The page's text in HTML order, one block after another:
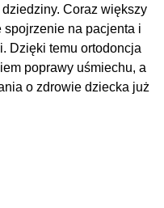
Coraz większy
spojrzenie na pacjenta i
Dzięki temu ortodoncja
poprawy uśmiechu, a
o zdrowie dziecka już